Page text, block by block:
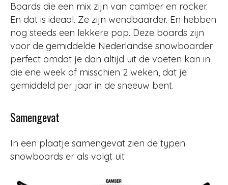
Boards die een mix zijn van camber en rocker.
En dat is ideaal. Ze zijn wendbaarder. En hebben
nog steeds een lekkere pop. Deze boards zijn
voor de gemiddelde Nederlandse snowboarder
perfect omdat je dan altijd uit de voeten kan in
die ene week of misschien 2 weken, dat je
gemiddeld per jaar in de sneeuw bent.
Samengevat
In een plaatje samengevat zien de typen
snowboards er als volgt uit